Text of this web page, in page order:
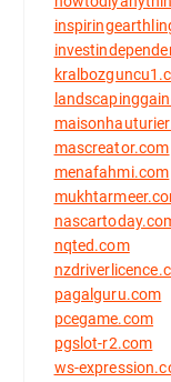
mascreator.com
menafahmi.com
nqted.com
pagalguru.com
pcegame.com
pgslot-r2.com
ws-